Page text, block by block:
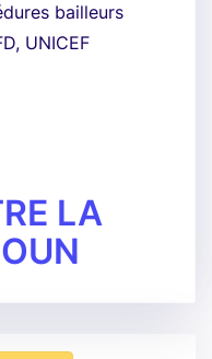
bailleurs
UNICEF
LA